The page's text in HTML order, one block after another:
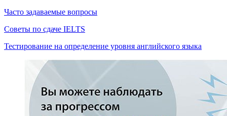
Часто задаваемые вопросы
Советы по сдаче IELTS
Тестирование на определение уровня английского языка